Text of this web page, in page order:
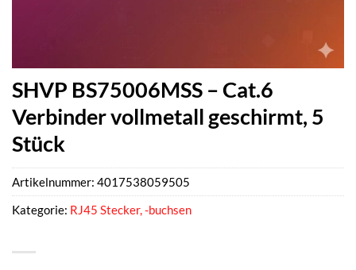
SHVP BS75006MSS – Cat.6
Verbinder vollmetall geschirmt, 5
Stück
Artikelnummer: 4017538059505
Kategorie: RJ45 Stecker, -buchsen